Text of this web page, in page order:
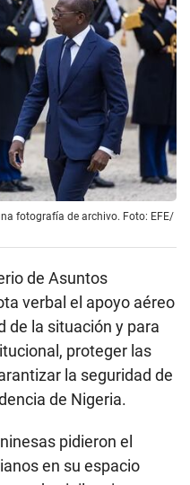
fotografía de archivo. Foto: EFE/
de Asuntos
verbal el apoyo aéreo
de la situación y para
proteger las
la seguridad de
de Nigeria.
pidieron el
en su espacio